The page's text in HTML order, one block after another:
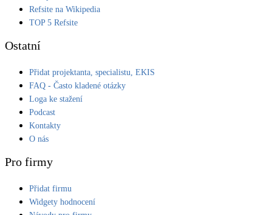
Refsite na Wikipedia
TOP 5 Refsite
Ostatní
Přidat projektanta, specialistu, EKIS
FAQ - Často kladené otázky
Loga ke stažení
Podcast
Kontakty
O nás
Pro firmy
Přidat firmu
Widgety hodnocení